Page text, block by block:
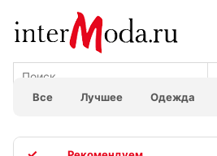
Все Лучшее Одежда